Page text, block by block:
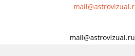
mail@astrovizual.ru